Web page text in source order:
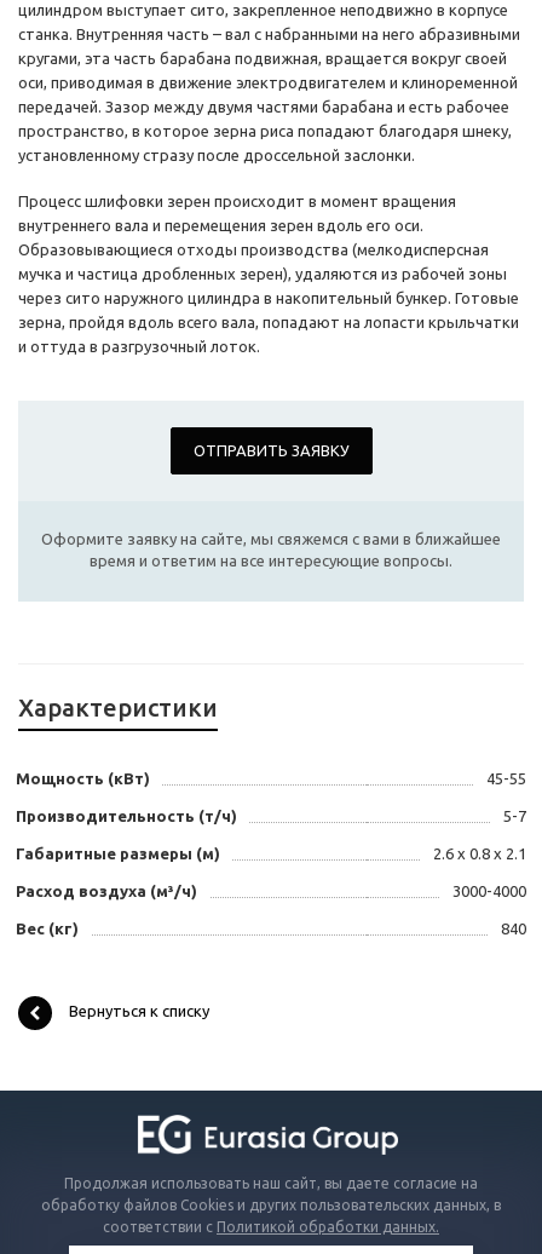
цилиндром выступает сито, закрепленное неподвижно в корпусе
станка. Внутренняя часть – вал с набранными на него абразивными
кругами, эта часть барабана подвижная, вращается вокруг своей
оси, приводимая в движение электродвигателем и клиноременной
передачей. Зазор между двумя частями барабана и есть рабочее
пространство, в которое зерна риса попадают благодаря шнеку,
установленному стразу после дроссельной заслонки.
Процесс шлифовки зерен происходит в момент вращения
внутреннего вала и перемещения зерен вдоль его оси.
Образовывающиеся отходы производства (мелкодисперсная
мучка и частица дробленных зерен), удаляются из рабочей зоны
через сито наружного цилиндра в накопительный бункер. Готовые
зерна, пройдя вдоль всего вала, попадают на лопасти крыльчатки
и оттуда в разгрузочный лоток.
ОТПРАВИТЬ ЗАЯВКУ
Оформите заявку на сайте, мы свяжемся с вами в ближайшее
время и ответим на все интересующие вопросы.
Характеристики
Мощность (кВт) 45-55
Производительность (т/ч) 5-7
Габаритные размеры (м) 2.6 x 0.8 x 2.1
Расход воздуха (м³/ч) 3000-4000
Вес (кг) 840
Вернуться к списку
Продолжая использовать наш сайт, вы даете согласие на
обработку файлов Cookies и других пользовательских данных, в
соответствии с Политикой обработки данных.